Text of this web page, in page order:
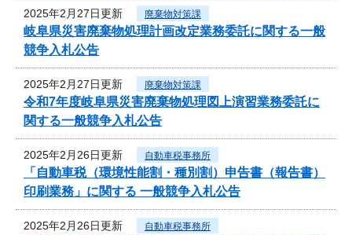
2025年2月27日更新 廃棄物対策課
岐阜県災害廃棄物処理計画改定業務委託に関する一般
競争入札公告
2025年2月27日更新 廃棄物対策課
令和7年度岐阜県災害廃棄物処理図上演習業務委託に
関する一般競争入札公告
2025年2月26日更新 自動車税事務所
「自動車税（環境性能割・種別割）申告書（報告書）
印刷業務」に関する 一般競争入札公告
2025年2月26日更新 自動車税事務所